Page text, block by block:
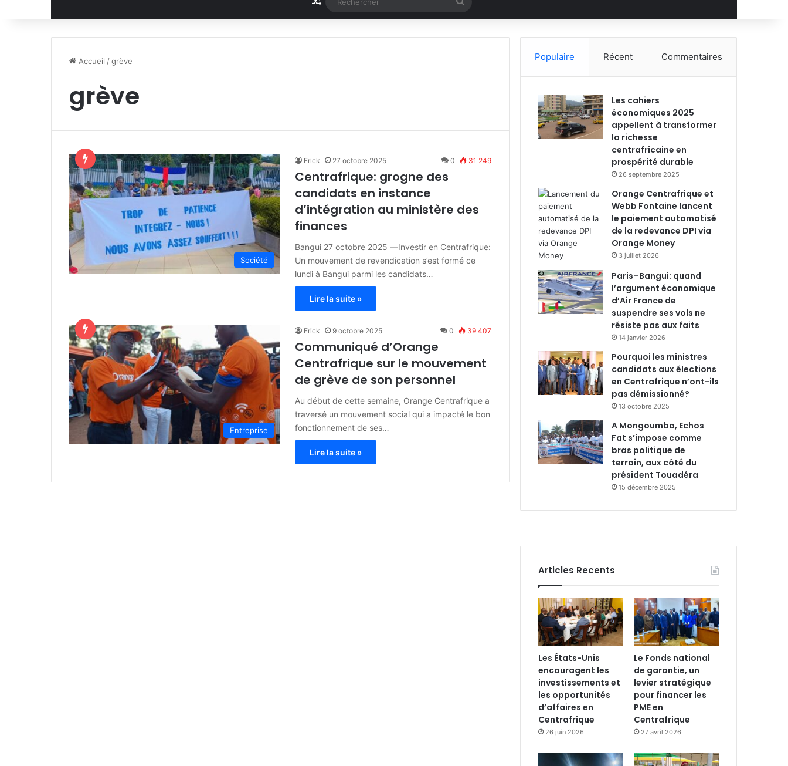
Accueil /grève
grève
Société
Erick 27 octobre 2025 0 31 249
Centrafrique: grogne des
candidats en instance
d’intégration au ministère des
finances
Bangui 27 octobre 2025 —Investir en Centrafrique:
Un mouvement de revendication s’est formé ce
lundi à Bangui parmi les candidats…
Lire la suite »
Entreprise
Erick 9 octobre 2025 0 39 407
Communiqué d’Orange
Centrafrique sur le mouvement
de grève de son personnel
Au début de cette semaine, Orange Centrafrique a
traversé un mouvement social qui a impacté le bon
fonctionnement de ses…
Lire la suite »
Populaire Récent Commentaires
Les cahiers
économiques 2025
appellent à transformer
la richesse
centrafricaine en
prospérité durable
26 septembre 2025
Orange Centrafrique et
Webb Fontaine lancent
le paiement automatisé
de la redevance DPI via
Orange Money
3 juillet 2026
Paris–Bangui: quand
l’argument économique
d’Air France de
suspendre ses vols ne
résiste pas aux faits
14 janvier 2026
Pourquoi les ministres
candidats aux élections
en Centrafrique n’ont-ils
pas démissionné?
13 octobre 2025
A Mongoumba, Echos
Fat s’impose comme
bras politique de
terrain, aux côté du
président Touadéra
15 décembre 2025
Articles Recents
Les États-Unis
encouragent les
investissements et
les opportunités
d’affaires en
Centrafrique
26 juin 2026
Le Fonds national
de garantie, un
levier stratégique
pour financer les
PME en
Centrafrique
27 avril 2026